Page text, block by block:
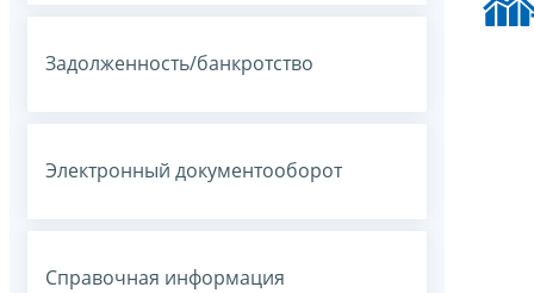
Задолженность/банкротство
Электронный документооборот
Справочная информация